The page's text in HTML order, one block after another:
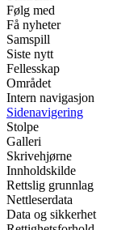
Følg med
Få nyheter
Samspill
Siste nytt
Fellesskap
Området
Intern navigasjon
Sidenavigering
Stolpe
Galleri
Skrivehjørne
Innholdskilde
Rettslig grunnlag
Nettleserdata
Data og sikkerhet